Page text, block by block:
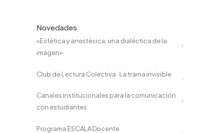
Novedades
«Estética y anestésica, una dialéctica de la
imagen»
Club de Lectura Colectiva · La trama invisible
Canales institucionales para la comunicación
con estudiantes
Programa ESCALA Docente